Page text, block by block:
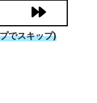
でスキップ)